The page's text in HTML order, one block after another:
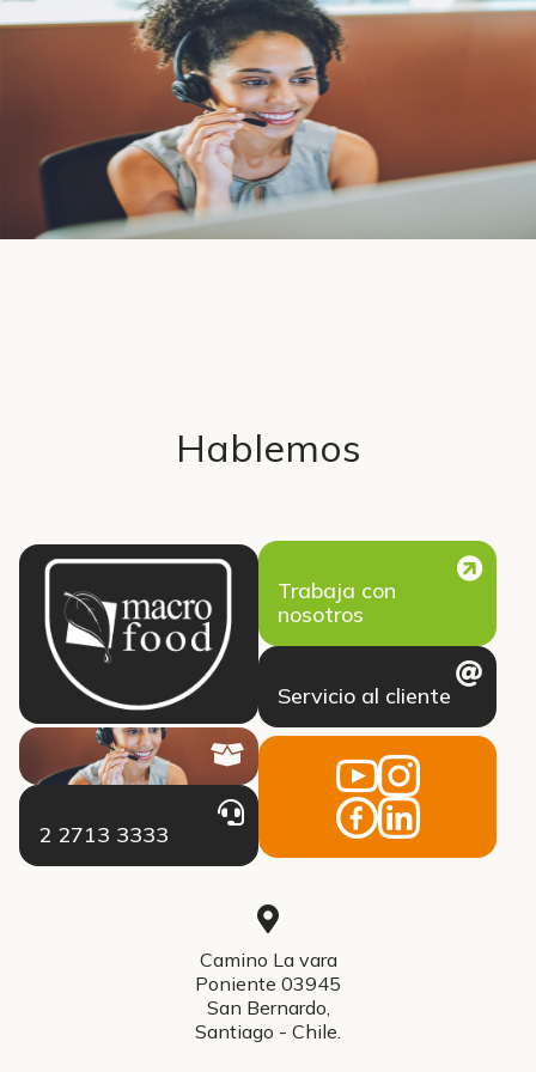
Hablemos
Trabaja con
nosotros
Servicio al cliente
2 2713 3333
Camino La vara
Poniente 03945
San Bernardo,
Santiago - Chile.